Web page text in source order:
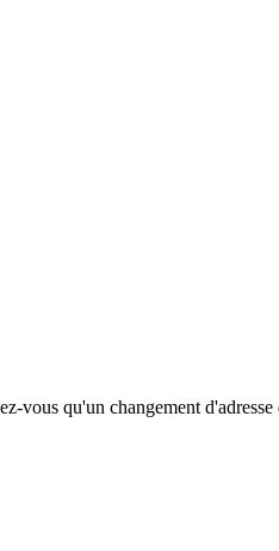
vous qu'un changement